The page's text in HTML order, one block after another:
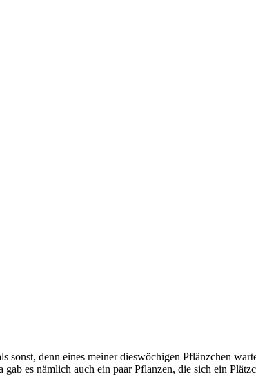
sonst, denn eines meiner dieswöchigen Pflänzchen
es nämlich auch ein paar Pflanzen, die sich ein